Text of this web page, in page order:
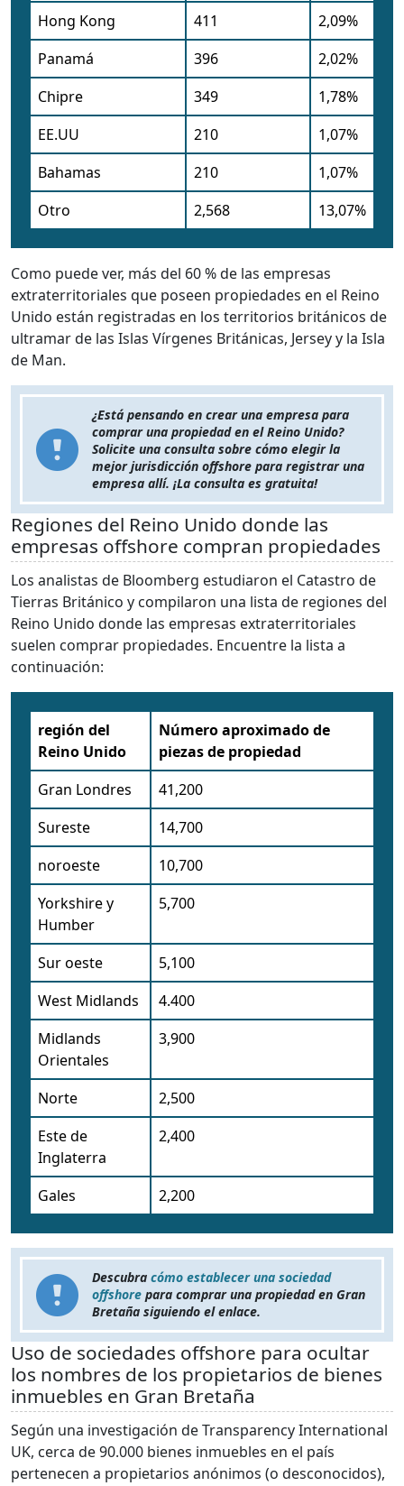
Hong Kong
411
2,09%
Panamá
396
2,02%
Chipre
349
1,78%
EE.UU
210
1,07%
Bahamas
210
1,07%
Otro
2,568 13,07%
Como puede ver, más del 60 % de las empresas
extraterritoriales que poseen propiedades en el Reino
Unido están registradas en los territorios británicos de
ultramar de las Islas Vírgenes Británicas, Jersey y la Isla
de Man.
¿Está pensando en crear una empresa para
comprar una propiedad en el Reino Unido?
Solicite una consulta sobre cómo elegir la
mejor jurisdicción offshore para registrar una
empresa allí. ¡La consulta es gratuita!
Regiones del Reino Unido donde las
empresas offshore compran propiedades
Los analistas de Bloomberg estudiaron el Catastro de
Tierras Británico y compilaron una lista de regiones del
Reino Unido donde las empresas extraterritoriales
suelen comprar propiedades. Encuentre la lista a
continuación:
región del
Reino Unido
Número aproximado de
piezas de propiedad
Gran Londres
41,200
Sureste
14,700
noroeste
10,700
Yorkshire y
Humber
5,700
Sur oeste
5,100
West Midlands
4.400
Midlands
Orientales
3,900
Norte
2,500
Este de
Inglaterra
2,400
Gales 2,200
Descubra cómo establecer una sociedad
offshore para comprar una propiedad en Gran
Bretaña siguiendo el enlace.
Uso de sociedades offshore para ocultar
los nombres de los propietarios de bienes
inmuebles en Gran Bretaña
Según una investigación de Transparency International
UK, cerca de 90.000 bienes inmuebles en el país
pertenecen a propietarios anónimos (o desconocidos),